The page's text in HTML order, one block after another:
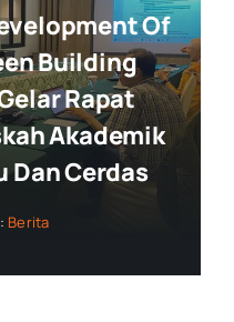
Of
Building
Rapat
Akademik
Dan Cerdas
Berita